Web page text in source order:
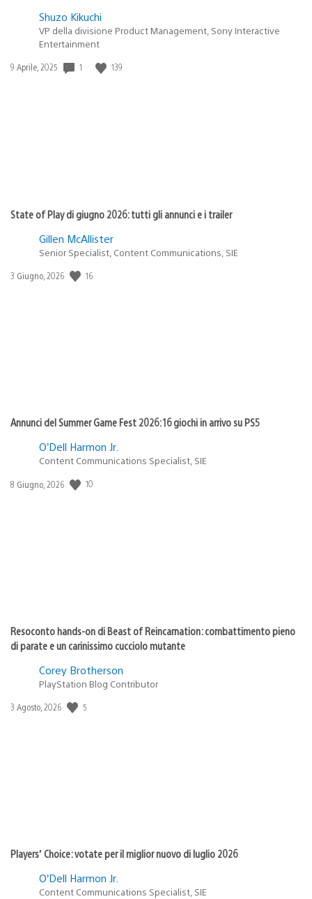
Shuzo Kikuchi
VP della divisione Product Management, Sony Interactive
Entertainment
Data
9 Aprile, 2025 1 139
State of Play di giugno 2026: tutti gli annunci e i trailer
Gillen McAllister
Senior Specialist, Content Communications, SIE
Data
3 Giugno, 2026 16
Annunci del Summer Game Fest 2026: 16 giochi in arrivo su PS5
O’Dell Harmon Jr.
Content Communications Specialist, SIE
Data
8 Giugno, 2026 10
Resoconto hands-on di Beast of Reincarnation: combattimento pieno
di parate e un carinissimo cucciolo mutante
Corey Brotherson
PlayStation Blog Contributor
Data
3 Agosto, 2026 5
Players’ Choice: votate per il miglior nuovo di luglio 2026
O’Dell Harmon Jr.
Content Communications Specialist, SIE